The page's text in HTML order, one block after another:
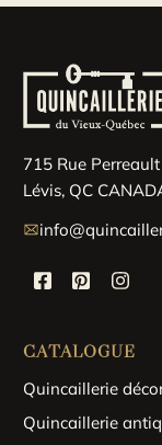
715 Rue
Lévis, QC
CATALOGUE
Quincaillerie
Quincaillerie